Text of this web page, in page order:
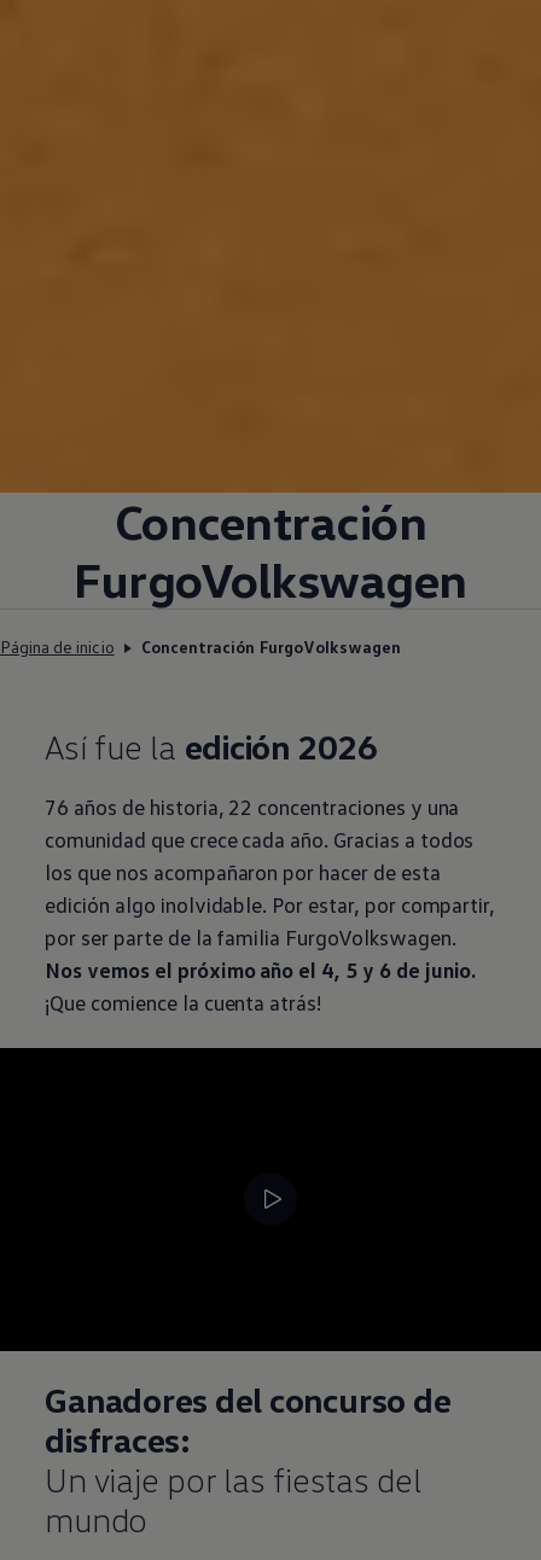
Concentración
FurgoVolkswagen
Página de inicio Concentración FurgoVolkswagen
Así fue la edición 2026
76 años de historia, 22 concentraciones y una
comunidad que crece cada año. Gracias a todos
los que nos acompañaron por hacer de esta
edición algo inolvidable. Por estar, por compartir,
por ser parte de la familia FurgoVolkswagen.
Nos vemos el próximo año el 4, 5 y 6 de junio.
¡Que comience la cuenta atrás!
Ganadores del concurso de
disfraces:
Un viaje por las fiestas del
mundo